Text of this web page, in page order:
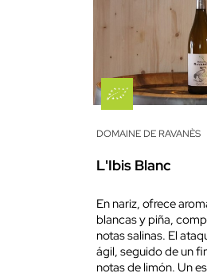
DOMAINE DE RAVANÈS
L'Ibis Blanc
En nariz, ofrece
blancas y piña,
notas salinas. El
ágil, seguido de un
notas de limón. Un